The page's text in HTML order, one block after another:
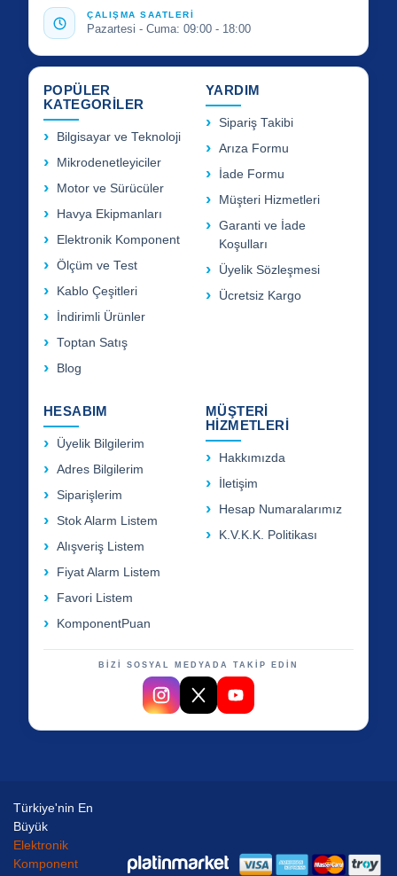
ÇALIŞMA SAATLERİ
Pazartesi - Cuma: 09:00 - 18:00
POPÜLER
KATEGORİLER
Bilgisayar ve Teknoloji
Mikrodenetleyiciler
Motor ve Sürücüler
Havya Ekipmanları
Elektronik Komponent
Ölçüm ve Test
Kablo Çeşitleri
İndirimli Ürünler
Toptan Satış
Blog
YARDIM
Sipariş Takibi
Arıza Formu
İade Formu
Müşteri Hizmetleri
Garanti ve İade
Koşulları
Üyelik Sözleşmesi
Ücretsiz Kargo
HESABIM
Üyelik Bilgilerim
Adres Bilgilerim
Siparişlerim
Stok Alarm Listem
Alışveriş Listem
Fiyat Alarm Listem
Favori Listem
KomponentPuan
MÜŞTERİ
HİZMETLERİ
Hakkımızda
İletişim
Hesap Numaralarımız
K.V.K.K. Politikası
BİZİ SOSYAL MEDYADA TAKİP EDİN
Türkiye'nin En
Büyük
Elektronik
Komponent